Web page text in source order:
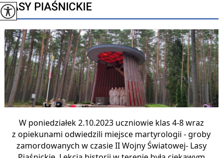
LASY PIAŚNICKIE
W poniedziałek 2.10.2023 uczniowie klas 4-8 wraz
z opiekunami odwiedzili miejsce martyrologii - groby
zamordowanych w czasie II Wojny Światowej- Lasy